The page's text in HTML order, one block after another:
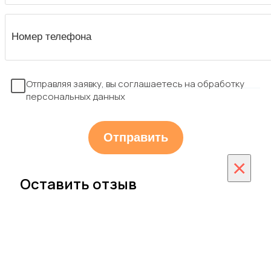
Отправляя заявку, вы соглашаетесь на обработку
персональных данных
×
Оставить отзыв